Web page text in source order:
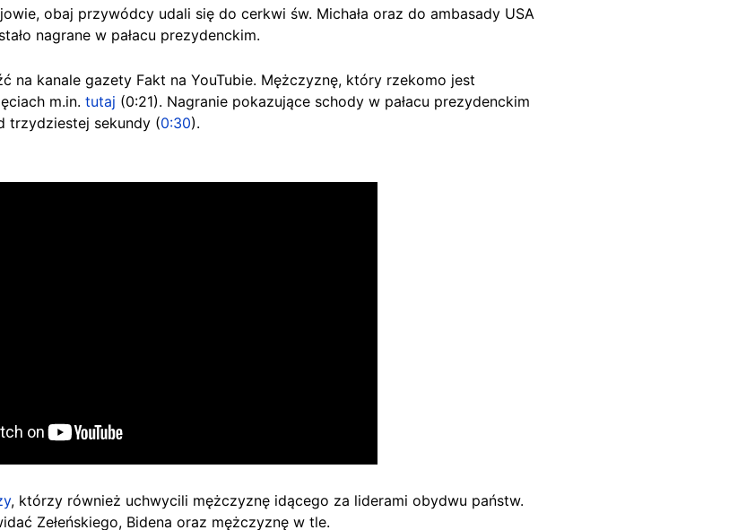
obaj przywódcy udali się do cerkwi św. Michała oraz do ambasady USA
nagrane w pałacu prezydenckim.
na kanale gazety Fakt na YouTubie. Mężczyznę, który rzekomo jest
m.in. tutaj (0:21). Nagranie pokazujące schody w pałacu prezydenckim
trzydziestej sekundy (0:30).
, którzy również uchwycili mężczyznę idącego za liderami obydwu państw.
Zełeńskiego, Bidena oraz mężczyznę w tle.